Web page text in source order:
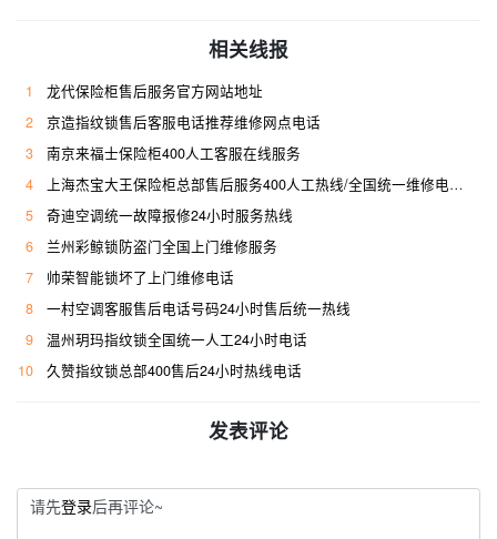
相关线报
1
龙代保险柜售后服务官方网站地址
2
京造指纹锁售后客服电话推荐维修网点电话
3
南京来福士保险柜400人工客服在线服务
4
上海杰宝大王保险柜总部售后服务400人工热线/全国统一维修电话是多少
5
奇迪空调统一故障报修24小时服务热线
6
兰州彩鲸锁防盗门全国上门维修服务
7
帅荣智能锁坏了上门维修电话
8
一村空调客服售后电话号码24小时售后统一热线
9
温州玥玛指纹锁全国统一人工24小时电话
10
久赞指纹锁总部400售后24小时热线电话
发表评论
请先登录后再评论~